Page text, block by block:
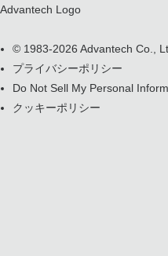
Advantech Logo
© 1983-2026 Advantech Co.,
プライバシーポリシー
Do Not Sell My Personal
クッキーポリシー